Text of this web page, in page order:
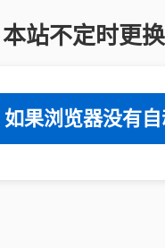
站不定时更
如果浏览器没有